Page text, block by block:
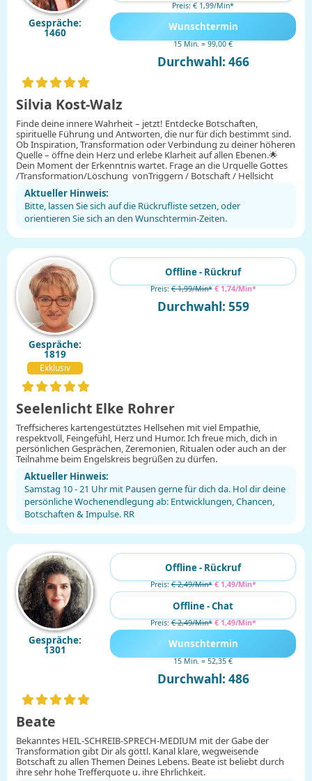
Gespräche:
1460
Silvia Kost-Walz
Finde deine innere Wahrheit – jetzt! Entdecke Botschaften,
spirituelle Führung und Antworten, die nur für dich bestimmt sind.
Ob Inspiration, Transformation oder Verbindung zu deiner höheren
Quelle – öffne dein Herz und erlebe Klarheit auf allen Ebenen.🌟
Dein Moment der Erkenntnis wartet. Frage an die Urquelle Gottes
/Transformation/Löschung vonTriggern / Botschaft / Hellsicht
Aktueller Hinweis:
Bitte, lassen Sie sich auf die Rückrufliste setzen, oder
orientieren Sie sich an den Wunschtermin-Zeiten.
Preis: € 1,99/Min*
Wunschtermin
15 Min. = 99,00 €
Durchwahl: 466
Gespräche:
1819
Exklusiv
Seelenlicht Elke Rohrer
Treffsicheres kartengestütztes Hellsehen mit viel Empathie,
respektvoll, Feingefühl, Herz und Humor. Ich freue mich, dich in
persönlichen Gesprächen, Zeremonien, Ritualen oder auch an der
Teilnahme beim Engelskreis begrüßen zu dürfen.
Aktueller Hinweis:
Samstag 10 - 21 Uhr mit Pausen gerne für dich da. Hol dir deine
persönliche Wochenendlegung ab: Entwicklungen, Chancen,
Botschaften & Impulse. RR
Offline - Rückruf
Preis:€ 1,99/Min* € 1,74/Min*
Durchwahl: 559
Gespräche:
1301
Beate
Bekanntes HEIL-SCHREIB-SPRECH-MEDIUM mit der Gabe der
Transformation gibt Dir als göttl. Kanal klare, wegweisende
Botschaft zu allen Themen Deines Lebens. Beate ist beliebt durch
ihre sehr hohe Trefferquote u. ihre Ehrlichkeit.
Offline - Rückruf
Preis:€ 2,49/Min* € 1,49/Min*
Offline - Chat
Preis:€ 2,49/Min* € 1,49/Min*
Wunschtermin
15 Min. = 52,35 €
Durchwahl: 486